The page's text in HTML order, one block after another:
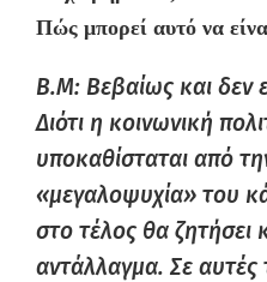
Πώς μπορεί αυτό να
B.M: Βεβαίως και δεν
Διότι η κοινωνική
υποκαθίσταται από
«μεγαλοψυχία» του
στο τέλος θα ζητήσει
αντάλλαγμα. Σε αυτές